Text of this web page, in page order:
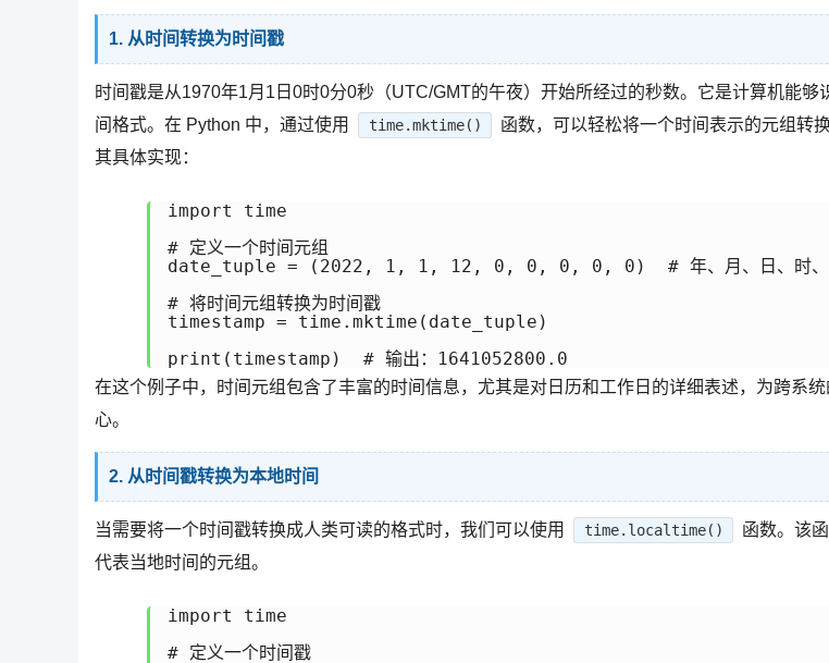
1. 从时间转换为时间戳
时间戳是从1970年1月1日0时0分0秒（UTC/GMT的午夜）开始所经过的秒数。它是计算机能够
间格式。在 Python 中，通过使用
time.mktime()
函数，可以轻松将一个时间表示的元组转
其具体实现：
import time
# 定义一个时间元组
date_tuple = (2022, 1, 1, 12, 0, 0, 0, 0, 0)  # 年、月、日、时、分、
# 将时间元组转换为时间戳
timestamp = time.mktime(date_tuple)
在这个例子中，时间元组包含了丰富的时间信息，尤其是对日历和工作日的详细表述，为跨系
心。
2. 从时间戳转换为本地时间
当需要将一个时间戳转换成人类可读的格式时，我们可以使用 time.localtime()
函数。该
代表当地时间的元组。
import time
# 定义一个时间戳